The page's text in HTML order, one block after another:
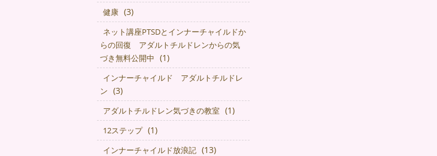
健康 (3)
ネット講座PTSDとインナーチャイルドか
らの回復 アダルトチルドレンからの気
づき無料公開中 (1)
インナーチャイルド アダルトチルドレ
ン (3)
アダルトチルドレン気づきの教室 (1)
12ステップ (1)
インナーチャイルド放浪記 (13)